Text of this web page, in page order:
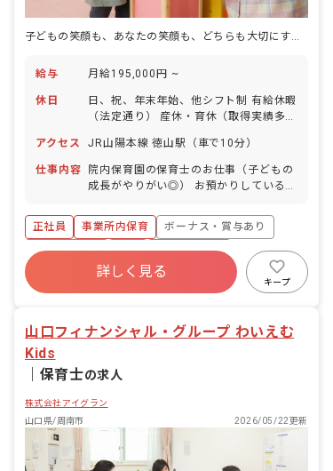
子どもの笑顔も、あなたの笑顔も、どちらも大切にする病院内保育園
給与 月給195,000円 ~
休日
日、祝、年末年始、他シフト制 有給休暇
（法定通り） 産休・育休（取得実績多
日
アクセス JR山陽本線 徳山駅（車で10分）
仕事内容
院内保育園の保育士のお仕事（子どもの
成長がやりがい◎） お預かりしている子
食事・睡眠・排泄・清潔・衣類の着脱等
・集団生活を通じた社会性の装着 ・行事
の計画・実行、お知らせの作成
正社員 事業所内保育
ボーナス・賞与あり
社会保険完備
有給
福利厚生充実
昇給昇進あり
産休育休制度
詳しく見る
キープ
山口フィナンシャル・グループ わいえむ
Kids
保育士の求人
株式会社アイグラン
山口県/周南市
2026/05/22更新